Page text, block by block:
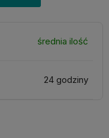
średnia ilość
24 godziny